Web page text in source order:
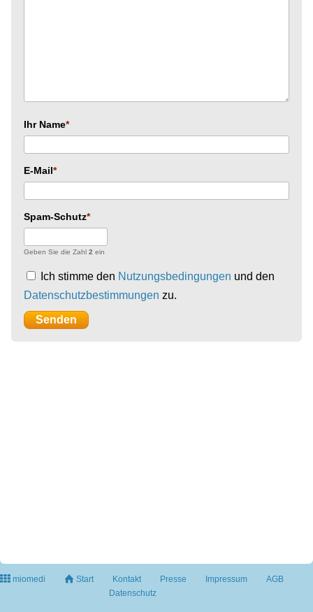
Ihr Name
E-Mail
Spam-Schutz
Geben Sie die Zahl 2 ein
Ich stimme den Nutzungsbedingungen und den
Datenschutzbestimmungen zu.
miomedi Start Kontakt Presse Impressum
AGB
Datenschutz